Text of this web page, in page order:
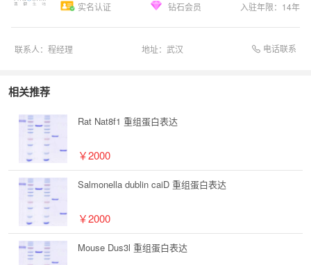
实名认证 钻石会员 入驻年限： 14年
联系人： 程经理 地址： 武汉 电话联系
相关推荐
Rat Nat8f1 重组蛋白表达
￥2000
Salmonella dublin caiD 重组蛋白表达
￥2000
Mouse Dus3l 重组蛋白表达